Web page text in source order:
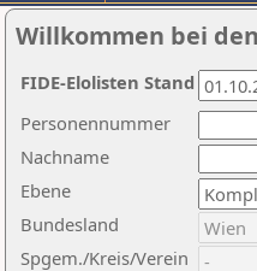
Willkommen bei
Nachname
Ebene
Personennummer
Bundesland
Spgem./Kreis/Verein
FIDE-Elolisten Stand